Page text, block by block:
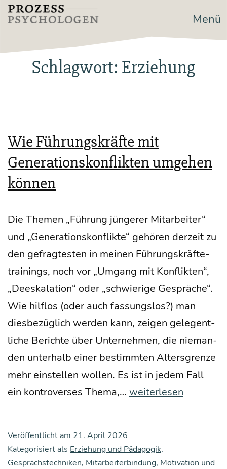
Zum
Inhalt
Prozesspsychologen Menü
Schlagwort: Erziehung
Wie Führungskräfte mit
Generationskonflikten umgehen
können
Die The­men „Füh­rung jün­ge­rer Mit­ar­bei­ter“
und „Gene­ra­ti­ons­kon­flik­te“ gehö­ren der­zeit zu
den gefrag­tes­ten in mei­nen Füh­rungs­kräf­te­
trai­nings, noch vor „Umgang mit Kon­flik­ten“,
„Dees­ka­la­ti­on“ oder „schwie­ri­ge Gesprä­che“.
Wie hilf­los (oder auch fas­sungs­los?) man
dies­be­züg­lich wer­den kann, zei­gen gele­gent­
li­che Berich­te über Unter­neh­men, die nie­man­
den unter­halb einer bestimm­ten Alters­gren­ze
mehr ein­stel­len wol­len. Es ist in jedem Fall
ein kon­tro­ver­ses The­ma,… Wie
kräf­
te
weiterlesen
Veröffentlicht am 21. April 2026
Kategorisiert als Erziehung und Pädagogik,
Gesprächstechniken, Mitarbeiterbindung, Motivation und